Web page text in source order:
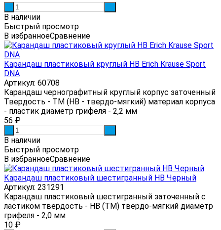
В наличии
Быстрый просмотр
В избранноеСравнение
Карандаш пластиковый круглый HB Erich Krause Sport
DNA
Артикул: 60708
Карандаш чернографитный круглый корпус заточенный
Твердость - ТМ (НВ - твердо-мягкий) материал корпуса
- пластик диаметр грифеля - 2,2 мм
56 ₽
В наличии
Быстрый просмотр
В избранноеСравнение
Карандаш пластиковый шестигранный HB Черный
Артикул: 231291
Карандаш пластиковый шестигранный заточенный с
ластиком твердость - HB (ТМ) твердо-мягкий диаметр
грифеля - 2,0 мм
10 ₽